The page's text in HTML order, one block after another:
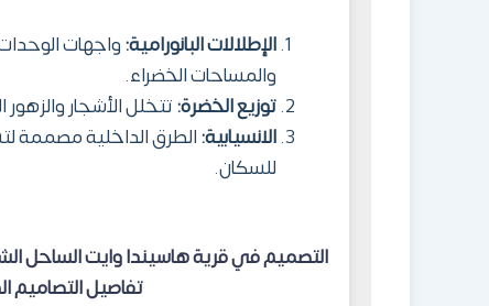
الإطلالات البانورامية:واجهات
والمساحات الخضراء.
توزيع الخضرة:تتخلل الأشجار
الانسيابية:الطرق الداخلية مصممة
للسكان.
التصميم في قرية هاسيندا وايت الساحل
تفاصيل التصاميم